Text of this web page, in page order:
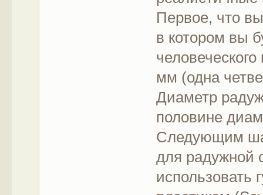
Первое, что
в котором вы
мм (одна
Диаметр
половине
Следующим
для радужной
использовать